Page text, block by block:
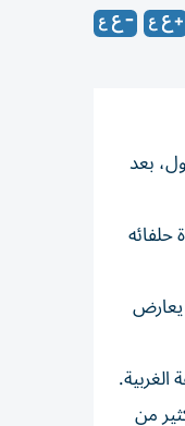
بعد
يعارض
من